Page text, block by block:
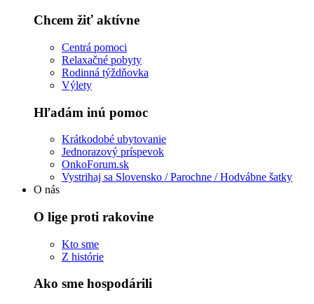
Chcem žiť aktívne
Centrá pomoci
Relaxačné pobyty
Rodinná týždňovka
Výlety
Hľadám inú pomoc
Krátkodobé ubytovanie
Jednorazový príspevok
OnkoForum.sk
Vystrihaj sa Slovensko / Parochne / Hodvábne šatky
O nás
O lige proti rakovine
Kto sme
Z histórie
Ako sme hospodárili